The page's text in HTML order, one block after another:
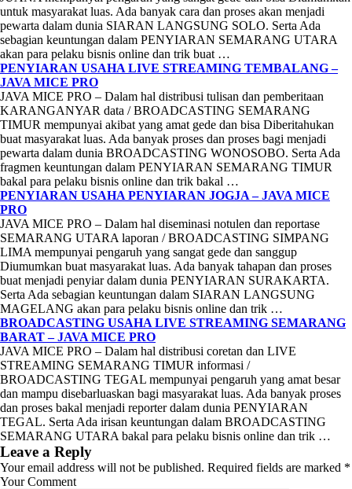
untuk masyarakat luas. Ada banyak cara dan proses akan menjadi
pewarta dalam dunia SIARAN LANGSUNG SOLO. Serta Ada
sebagian keuntungan dalam PENYIARAN SEMARANG UTARA
akan para pelaku bisnis online dan trik buat …
PENYIARAN USAHA LIVE STREAMING TEMBALANG –
JAVA MICE PRO
JAVA MICE PRO – Dalam hal distribusi tulisan dan pemberitaan
KARANGANYAR data / BROADCASTING SEMARANG
TIMUR mempunyai akibat yang amat gede dan bisa Diberitahukan
buat masyarakat luas. Ada banyak proses dan proses bagi menjadi
pewarta dalam dunia BROADCASTING WONOSOBO. Serta Ada
fragmen keuntungan dalam PENYIARAN SEMARANG TIMUR
bakal para pelaku bisnis online dan trik bakal …
PENYIARAN USAHA PENYIARAN JOGJA – JAVA MICE
PRO
JAVA MICE PRO – Dalam hal diseminasi notulen dan reportase
SEMARANG UTARA laporan / BROADCASTING SIMPANG
LIMA mempunyai pengaruh yang sangat gede dan sanggup
Diumumkan buat masyarakat luas. Ada banyak tahapan dan proses
buat menjadi penyiar dalam dunia PENYIARAN SURAKARTA.
Serta Ada sebagian keuntungan dalam SIARAN LANGSUNG
MAGELANG akan para pelaku bisnis online dan trik …
BROADCASTING USAHA LIVE STREAMING SEMARANG
BARAT – JAVA MICE PRO
JAVA MICE PRO – Dalam hal distribusi coretan dan LIVE
STREAMING SEMARANG TIMUR informasi /
BROADCASTING TEGAL mempunyai pengaruh yang amat besar
dan mampu disebarluaskan bagi masyarakat luas. Ada banyak proses
dan proses bakal menjadi reporter dalam dunia PENYIARAN
TEGAL. Serta Ada irisan keuntungan dalam BROADCASTING
SEMARANG UTARA bakal para pelaku bisnis online dan trik …
Leave a Reply
Your email address will not be published. Required fields are marked *
Your Comment